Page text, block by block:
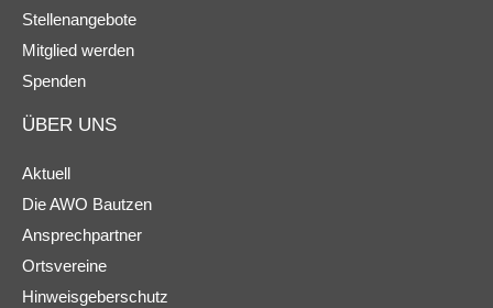
Stellenangebote
Mitglied werden
Spenden
ÜBER UNS
Aktuell
Die AWO Bautzen
Ansprechpartner
Ortsvereine
Hinweisgeberschutz